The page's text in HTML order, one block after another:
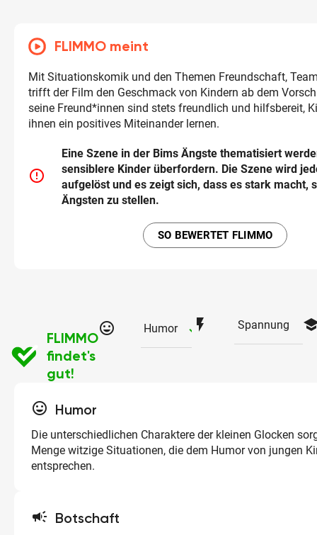
FLIMMO meint
Mit Situationskomik und den Themen Freundschaft,
trifft der Film den Geschmack von Kindern ab dem
seine Freund*innen sind stets freundlich und hilfsbereit,
ihnen ein positives Miteinander lernen.
error_outline
Eine Szene in der Bims Ängste thematisiert
sensiblere Kinder überfordern. Die Szene wird
aufgelöst und es zeigt sich, dass es stark macht,
Ängsten zu stellen.
SO BEWERTET FLIMMO
FLIMMO
findet's
gut!
tag_faces Humor checked
flash_on Spannung
tag_faces Humor
Die unterschiedlichen Charaktere der kleinen Glocken
Menge witzige Situationen, die dem Humor von jungen
entsprechen.
campaign Botschaft